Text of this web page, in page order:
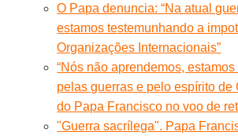
O Papa denuncia: “Na atual
estamos testemunhando a
Organizações Internacionais”
“Nós não aprendemos,
pelas guerras e pelo espírito de
do Papa Francisco no voo de
"Guerra sacrílega". Papa